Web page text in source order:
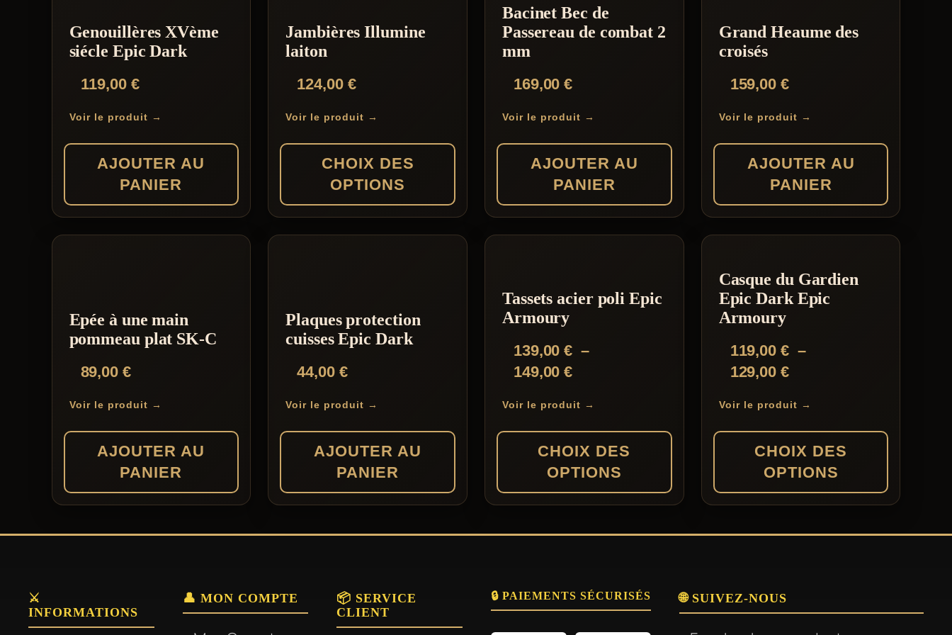
Genouillères XVème
siécle Epic Dark
119,00 €
Voir le produit →
AJOUTER AU
PANIER
Jambières Illumine
laiton
124,00 €
Voir le produit →
CHOIX DES
OPTIONS
produit
variations.
Les
peuvent
sur
du
Bacinet Bec de
Passereau de combat 2
mm
169,00€
Voir le produit →
AJOUTER AU
PANIER
Grand Heaume des
croisés
159,00 €
Voir le produit →
AJOUTER AU
PANIER
Epée à une main
pommeau plat SK-C
89,00 €
Voir le produit →
AJOUTER AU
PANIER
Plaques protection
cuisses Epic Dark
44,00 €
Voir le produit →
AJOUTER AU
PANIER
Tassets acier poli Epic
Armoury
139,00€ –
149,00€Plage
prix :
139,00 €
à
149,00 €
Voir le produit →
CHOIX DES
OPTIONS
produit
variations.
Casque du Gardien
Epic Dark Epic
Armoury
119,00 € –
129,00 €Plage
prix :
119,00 €
à
129,00 €
Voir le produit →
CHOIX DES
OPTIONS
produit
variations.
⚔️
INFORMATIONS
👤 MON COMPTE
📦 SERVICE
CLIENT
🔒 PAIEMENTS SÉCURISÉS 🌐 SUIVEZ-NOUS